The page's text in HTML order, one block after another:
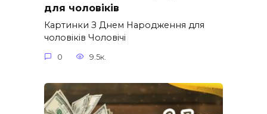
для чоловіків​
Картинки З Днем Народження для
чоловіків​ Чоловічі
0 9.5к.